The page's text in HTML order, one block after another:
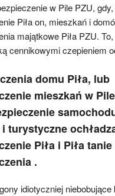
w Pile PZU,
Piła on, mieszkań i
majątkowe Piła PZU.
cennikowymi czepieniem
domu Piła, lub
mieszkań w
turystyczne
Piła i Piła tanie
.
idiotyczniej